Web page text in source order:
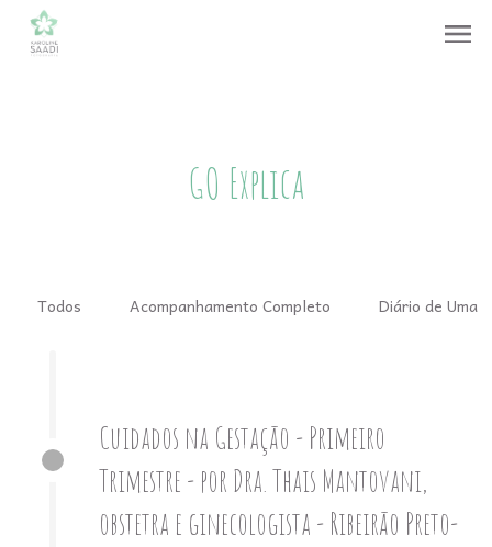
menu
GO Explica
Todos Acompanhamento Completo Diário de Uma
Cuidados na Gestação - Primeiro
Trimestre - por Dra. Thais Mantovani,
obstetra e ginecologista - Ribeirão Preto-